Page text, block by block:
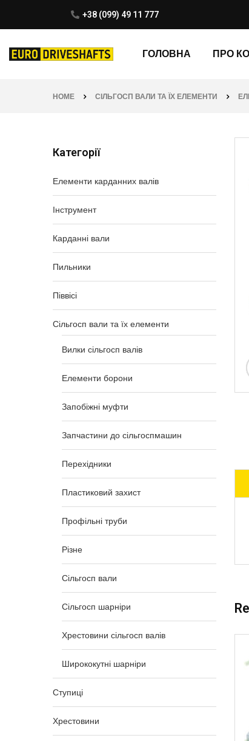
+38 (099) 49 11 777
ГОЛОВНА ПРО
HOME СІЛЬГОСП ВАЛИ ТА ЇХ ЕЛЕМЕНТИ
Категорії
Елементи карданних валів
Інструмент
Карданні вали
Пильники
Піввісі
Сільгосп вали та їх елементи
Вилки сільгосп валів
Елементи борони
Запобіжні муфти
Запчастини до сільгоспмашин
Перехідники
Пластиковий захист
Профільні труби
Різне
Сільгосп вали
Сільгосп шарніри
Хрестовини сільгосп валів
Ширококутні шарніри
Ступиці
Хрестовини